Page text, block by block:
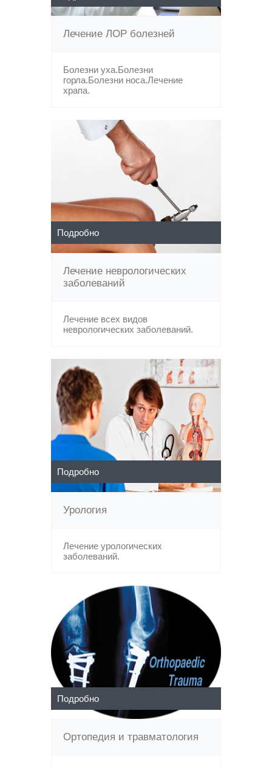
Лечение ЛОР болезней
Болезни уха.Болезни
горла.Болезни носа.Лечение
храпа.
Подробно
Лечение неврологических
заболеваний
Лечение всех видов
неврологических заболеваний.
Подробно
Урология
Лечение урологических
заболеваний.
Подробно
Ортопедия и травматология